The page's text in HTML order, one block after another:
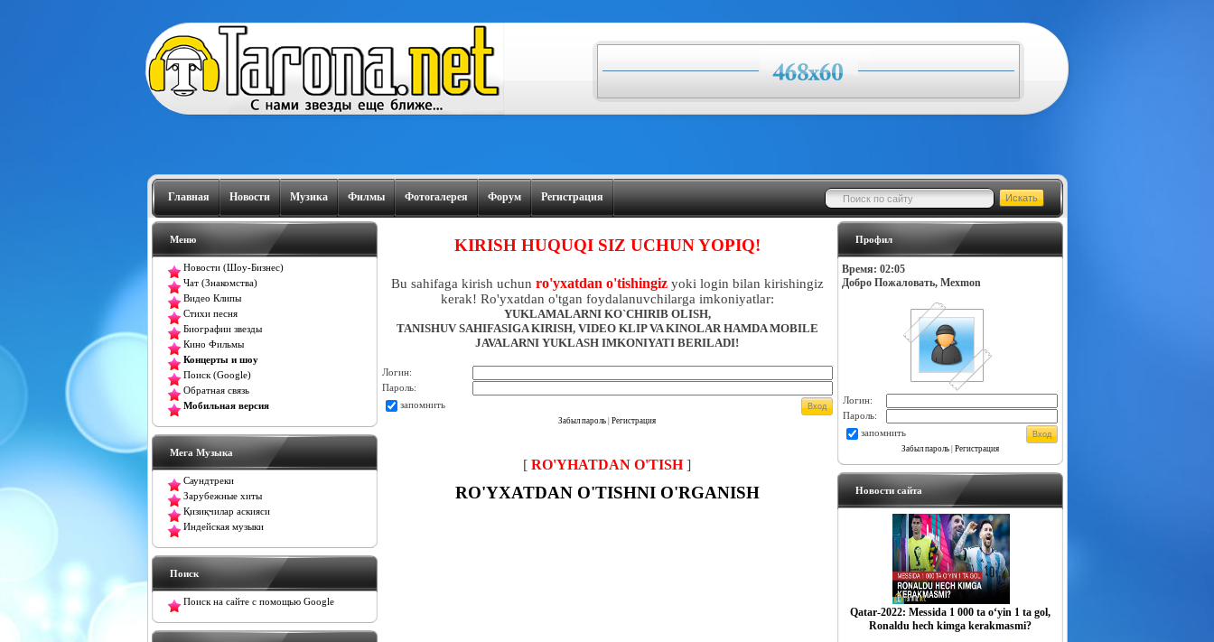
Главная Новости Музика Филмы Фотогалерея Форум Регистрация
Меню
Новости (Шоу-Бизнес)
Чат (Знакомства)
Видео Клипы
Стихи песня
Биографии звезды
Кино Фильмы
Концерты и шоу
Поиск (Google)
Обратная связь
Мобильная версия
Мега Музыка
Саундтреки
Зарубежные хиты
Қизиқчилар аскияси
Индейская музыки
Поиск
Поиск на сайте с помощью Google
KIRISH HUQUQI SIZ UCHUN YOPIQ!
Bu sahifaga kirish uchun ro'yxatdan o'tishingizyoki login bilan kirishingiz
kerak! Ro'yxatdan o'tgan foydalanuvchilarga imkoniyatlar:
YUKLAMALARNI KO`CHIRIB OLISH,
TANISHUV SAHIFASIGA KIRISH, VIDEO KLIP VA KINOLAR HAMDA MOBILE
JAVALARNI YUKLASH IMKONIYATI BERILADI!
Логин:
Пароль:
запомнить
Забыл пароль Регистрация
[ RO'YHATDAN O'TISH]
RO'YXATDAN O'TISHNI O'RGANISH
Профил
Время: 02:05
Добро Пожаловать, Mexmon
Логин:
Пароль:
запомнить
Забыл пароль| Регистрация
Новости сайта
Qatar-2022: Messida 1 000 ta o‘yin 1 ta gol,
Ronaldu hech kimga kerakmasmi?